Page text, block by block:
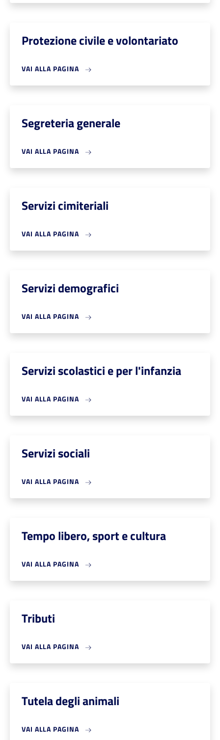
Protezione civile e volontariato
VAI ALLA PAGINA
Segreteria generale
VAI ALLA PAGINA
Servizi cimiteriali
VAI ALLA PAGINA
Servizi demografici
VAI ALLA PAGINA
Servizi scolastici e per l'infanzia
VAI ALLA PAGINA
Servizi sociali
VAI ALLA PAGINA
Tempo libero, sport e cultura
VAI ALLA PAGINA
Tributi
VAI ALLA PAGINA
Tutela degli animali
VAI ALLA PAGINA